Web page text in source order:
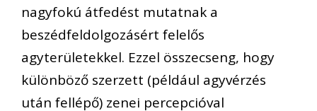
nagyfokú átfedést mutatnak a
beszédfeldolgozásért felelős
agyterületekkel. Ezzel összecseng, hogy
különböző szerzett (például agyvérzés
után fellépő) zenei percepcióval